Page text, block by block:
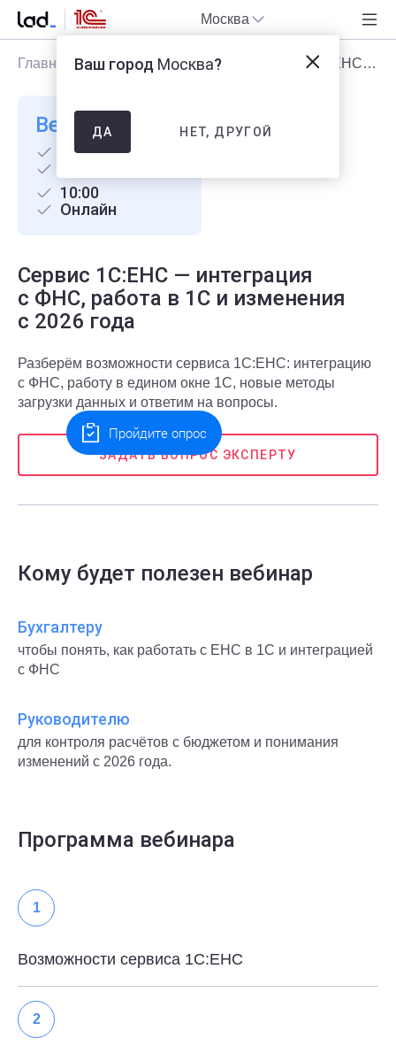
Москва
Главная Блог Мероприятия Сервис 1С:ЕНС — интеграция с ФНС, работа в 1С и изменения с 2026 года
Вебинар
Бесплатно
10:00
Онлайн
Сервис 1С:ЕНС — интеграция
с ФНС, работа в 1С и изменения
с 2026 года
Разберём возможности сервиса 1С:ЕНС: интеграцию
с ФНС, работу в едином окне 1С, новые методы
загрузки данных и ответим на вопросы.
ЗАДАТЬ ВОПРОС ЭКСПЕРТУ
Кому будет полезен вебинар
Бухгалтеру
чтобы понять, как работать с ЕНС в 1С и интеграцией
с ФНС
Руководителю
для контроля расчётов с бюджетом и понимания
изменений с 2026 года.
Программа вебинара
1
Возможности сервиса 1С:ЕНС
2
Ваш город Москва?
ДА НЕТ, ДРУГОЙ
Пройдите опрос